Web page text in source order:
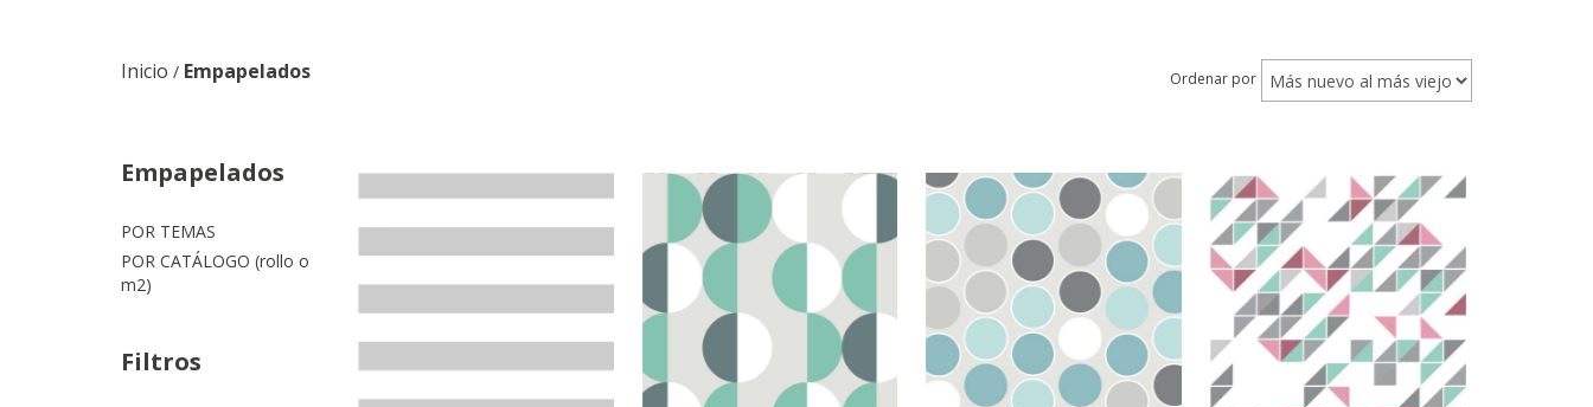
Inicio / Empapelados Ordenar por
Empapelados
POR TEMAS
POR CATÁLOGO (rollo o
m2)
Filtros